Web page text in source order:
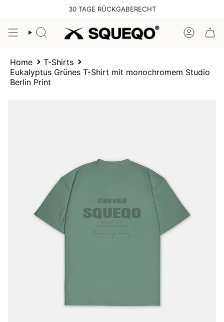
30 TAGE RÜCKGABERECHT
SUCHE KONTO
Home
T-Shirts
Eukalyptus Grünes T-Shirt mit monochromem Studio
Berlin Print